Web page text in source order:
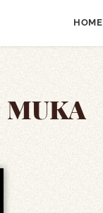
HOME
MUKA